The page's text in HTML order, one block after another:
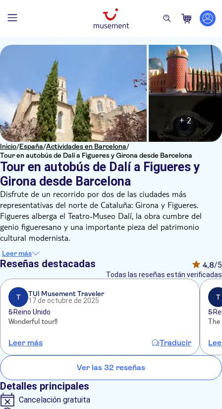
Inicio/España/Actividades en Barcelona/
Tour en autobús de Dalí a Figueres y Girona desde Barcelona
Tour en autobús de Dalí a Figueres y
Girona desde Barcelona
+ 2
Disfrute de un recorrido por dos de las ciudades más
representativas del norte de Cataluña: Girona y Figueres.
Figueres alberga el Teatro-Museo Dalí, la obra cumbre del
genio figueresano y una importante pieza del patrimonio
cultural modernista.
Descubre Girona y disfruta de un paseo por la ciudad que te
permitirá conocer baños árabes, iglesias góticas y uno de los
barrios judíos mejor conservados de Europa.
Leer más
Reseñas destacadas 4,8/5
Todas las reseñas están verificadas
T
TUI Musement Traveler
17 de octubre de 2025
5 Reino Unido
Wonderful tour!!
Leer más Traducir
T
5
Ver las 32 reseñas
Detalles principales
Cancelación gratuita